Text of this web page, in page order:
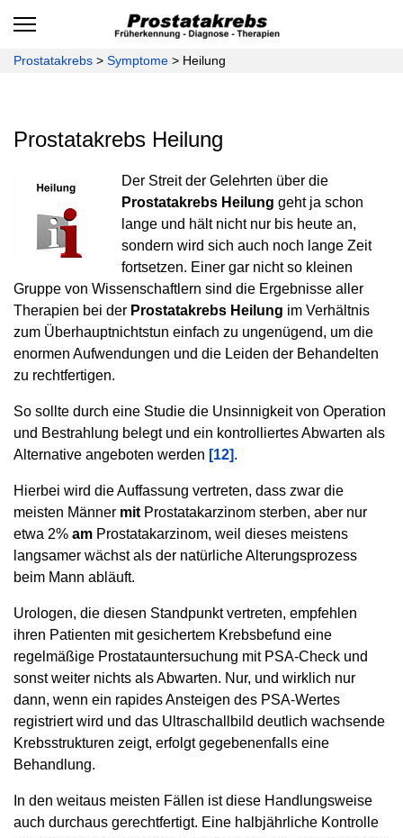
Prostatakrebs > Symptome > Heilung
Prostatakrebs Heilung
Der Streit der Gelehrten über die
Prostatakrebs Heilung geht ja schon
lange und hält nicht nur bis heute an,
sondern wird sich auch noch lange Zeit
fortsetzen. Einer gar nicht so kleinen
Gruppe von Wissenschaftlern sind die Ergebnisse aller
Therapien bei der Prostatakrebs Heilung im Verhältnis
zum Überhauptnichtstun einfach zu ungenügend, um die
enormen Aufwendungen und die Leiden der Behandelten
zu rechtfertigen.
So sollte durch eine Studie die Unsinnigkeit von Operation
und Bestrahlung belegt und ein kontrolliertes Abwarten als
Alternative angeboten werden [12].
Hierbei wird die Auffassung vertreten, dass zwar die
meisten Männer mit Prostatakarzinom sterben, aber nur
etwa 2% am Prostatakarzinom, weil dieses meistens
langsamer wächst als der natürliche Alterungsprozess
beim Mann abläuft.
Urologen, die diesen Standpunkt vertreten, empfehlen
ihren Patienten mit gesichertem Krebsbefund eine
regelmäßige Prostatauntersuchung mit PSA-Check und
sonst weiter nichts als Abwarten. Nur, und wirklich nur
dann, wenn ein rapides Ansteigen des PSA-Wertes
registriert wird und das Ultraschallbild deutlich wachsende
Krebsstrukturen zeigt, erfolgt gegebenenfalls eine
Behandlung.
In den weitaus meisten Fällen ist diese Handlungsweise
auch durchaus gerechtfertigt. Eine halbjährliche Kontrolle